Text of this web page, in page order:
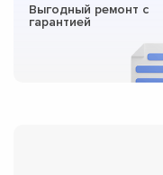
Выгодный ремонт с
гарантией